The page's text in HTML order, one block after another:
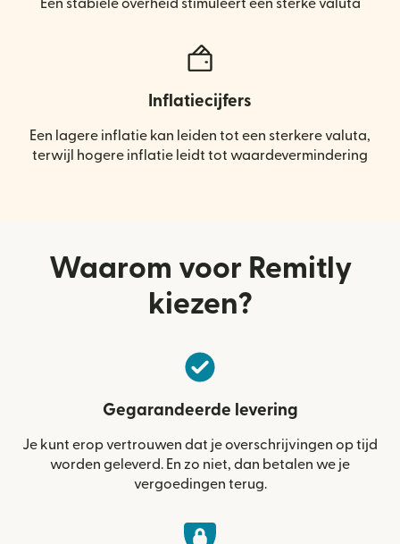
Een stabiele overheid stimuleert een sterke valuta
Inflatiecijfers
Een lagere inflatie kan leiden tot een sterkere valuta,
terwijl hogere inflatie leidt tot waardevermindering
Waarom voor Remitly
kiezen?
Gegarandeerde levering
Je kunt erop vertrouwen dat je overschrijvingen op tijd
worden geleverd. En zo niet, dan betalen we je
vergoedingen terug.